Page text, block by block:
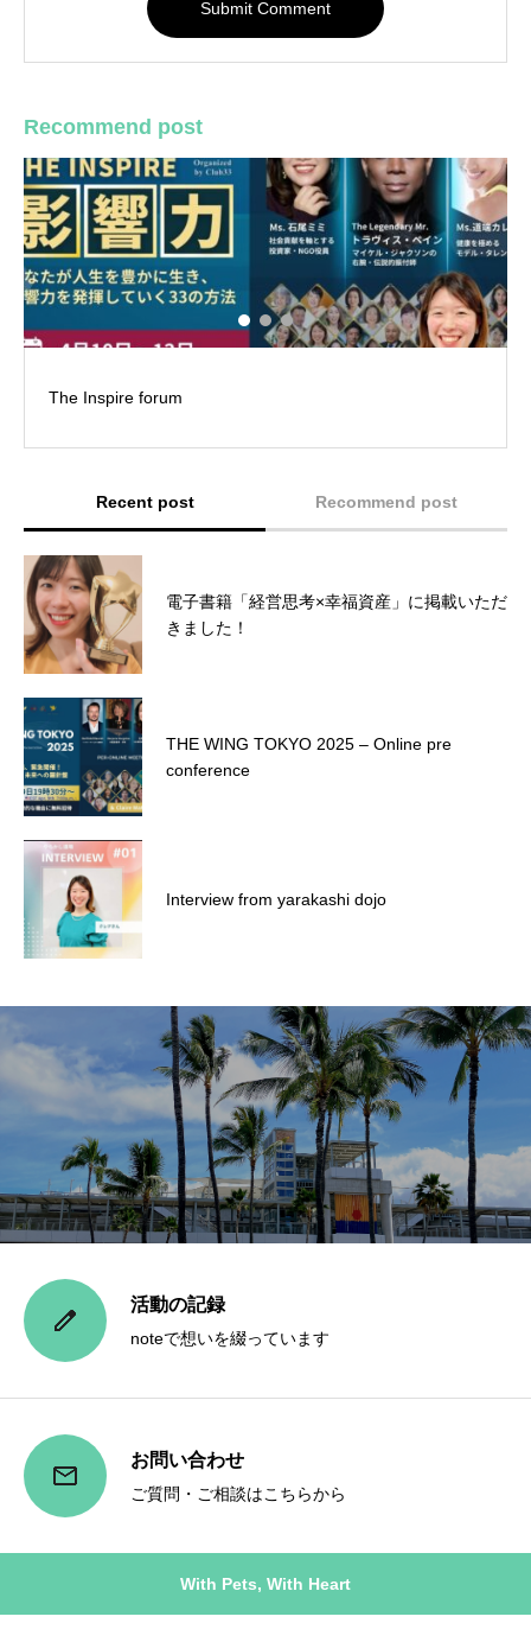
Recommend post
Recent post Recommend post
電子書籍「経営思考×幸福資産」に掲載いただ
きました！
THE WING TOKYO 2025 – Online pre
conference
Interview from yarakashi dojo
The Inspire forum
conference
活動の記録
noteで想いを綴っています
お問い合わせ
ご質問・ご相談はこちらから
With Pets, With Heart